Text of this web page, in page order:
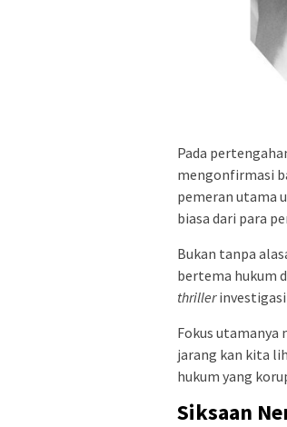
Pada
mengonfirmasi
pemeran utama
biasa dari para
Bukan tanpa
bertema hukum
thrillerinvestigasi
Fokus
jarang kan kita
hukum yang
Siksaan